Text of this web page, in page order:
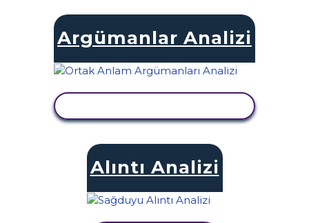
Argümanlar Analizi
Alıntı Analizi